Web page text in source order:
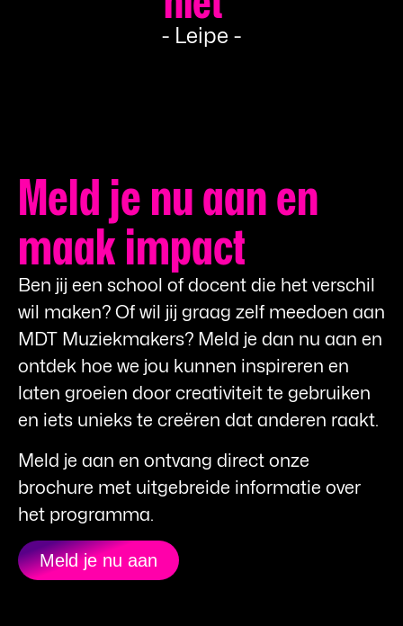
- Leipe -
Meld je nu aan en
maak impact
Ben jij een school of docent die het verschil
wil maken? Of wil jij graag zelf meedoen aan
MDT Muziekmakers? Meld je dan nu aan en
ontdek hoe we jou kunnen inspireren en
laten groeien door creativiteit te gebruiken
en iets unieks te creëren dat anderen raakt.
Meld je aan en ontvang direct onze
brochure met uitgebreide informatie over
het programma.
Meld je nu aan